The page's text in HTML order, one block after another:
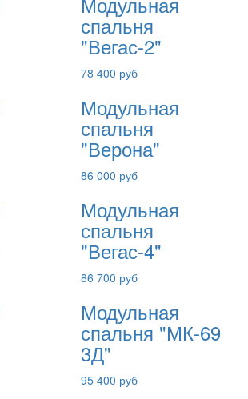
спальня
"Вегас-2"
78 400 руб
Модульная
спальня
"Верона"
86 000 руб
Модульная
спальня
"Вегас-4"
86 700 руб
Модульная
спальня "МК-69
3Д"
95 400 руб